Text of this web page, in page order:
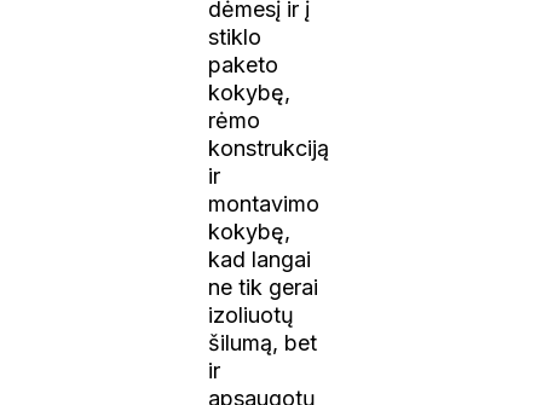
dėmesį ir į
stiklo
paketo
kokybę,
rėmo
konstrukciją
ir
montavimo
kokybę,
kad langai
ne tik gerai
izoliuotų
šilumą, bet
ir
apsaugotų